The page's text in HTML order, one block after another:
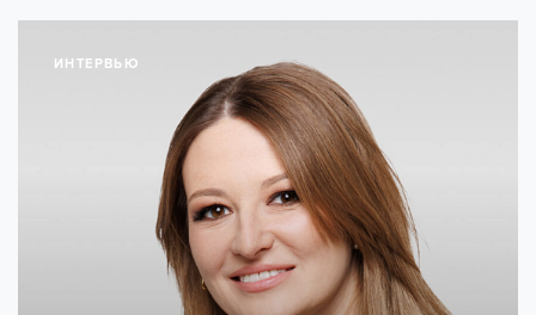
ИНТЕРВЬЮ